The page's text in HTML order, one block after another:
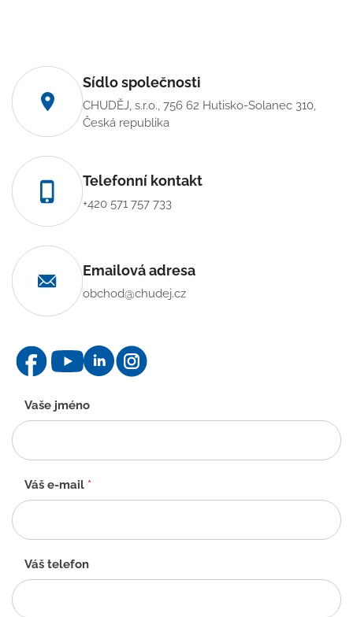
Sídlo společnosti
CHUDĚJ, s.r.o., 756 62 Hutisko-Solanec 310,
Česká republika
Telefonní kontakt
+420 571 757 733
Emailová adresa
obchod@chudej.cz
Kontaktní
formulář
-
CZ
Vaše jméno
Váš e-mail *
Váš telefon